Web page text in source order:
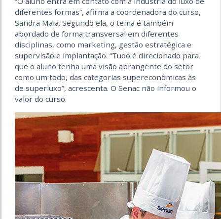
diferentes formas”, afirma a coordenadora do curso,
Sandra Maia. Segundo ela, o tema é também
abordado de forma transversal em diferentes
disciplinas, como marketing, gestão estratégica e
supervisão e implantação. “Tudo é direcionado para
que o aluno tenha uma visão abrangente do setor
como um todo, das categorias supereconômicas às
de superluxo”, acrescenta. O Senac não informou o
valor do curso.